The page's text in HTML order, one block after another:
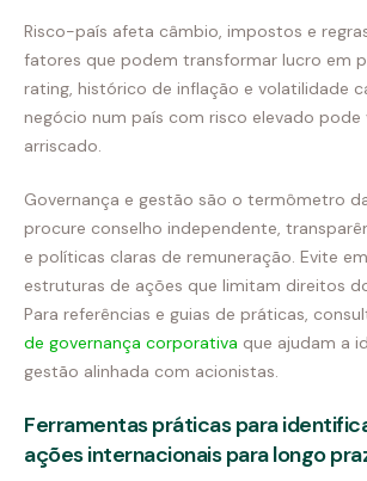
Risco-país afeta câmbio, impostos e
fatores que podem transformar lucro em
rating, histórico de inflação e volatilidade
negócio num país com risco elevado pode
arriscado.
Governança e gestão são o termômetro
procure conselho independente,
e políticas claras de remuneração. Evite
estruturas de ações que limitam direitos
Para referências e guias de práticas,
de governança corporativa que ajudam a
gestão alinhada com acionistas.
Ferramentas práticas para
ações internacionais para longo